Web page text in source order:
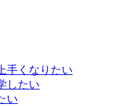
手くなりたい
したい
い